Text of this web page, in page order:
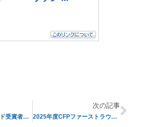
2025年度各種アワード受賞者リスト
次の記事
2025年度CFPファーストラウンドの見どころ【Vol.1】